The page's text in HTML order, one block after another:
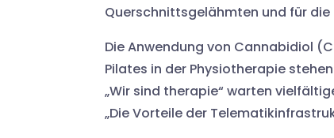
Querschnittsgelähmten und für
Die Anwendung von Cannabidiol
Pilates in der Physiotherapie
„Wir sind therapie“ warten
„Die Vorteile der